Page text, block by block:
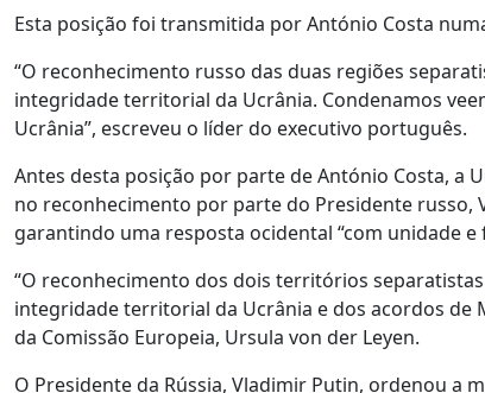
Esta posição foi transmitida por António Costa
“O reconhecimento russo das duas regiões
integridade territorial da Ucrânia. Condenamos
Ucrânia”, escreveu o líder do executivo português.
Antes desta posição por parte de António Costa, a
no reconhecimento por parte do Presidente
garantindo uma resposta ocidental “com unidade e
“O reconhecimento dos dois territórios
integridade territorial da Ucrânia e dos acordos de
da Comissão Europeia, Ursula von der Leyen.
O Presidente da Rússia, Vladimir Putin, ordenou a